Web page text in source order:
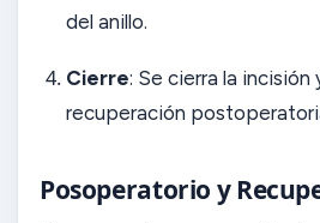
del anillo.
Cierre: Se cierra la
recuperación
Posoperatorio y